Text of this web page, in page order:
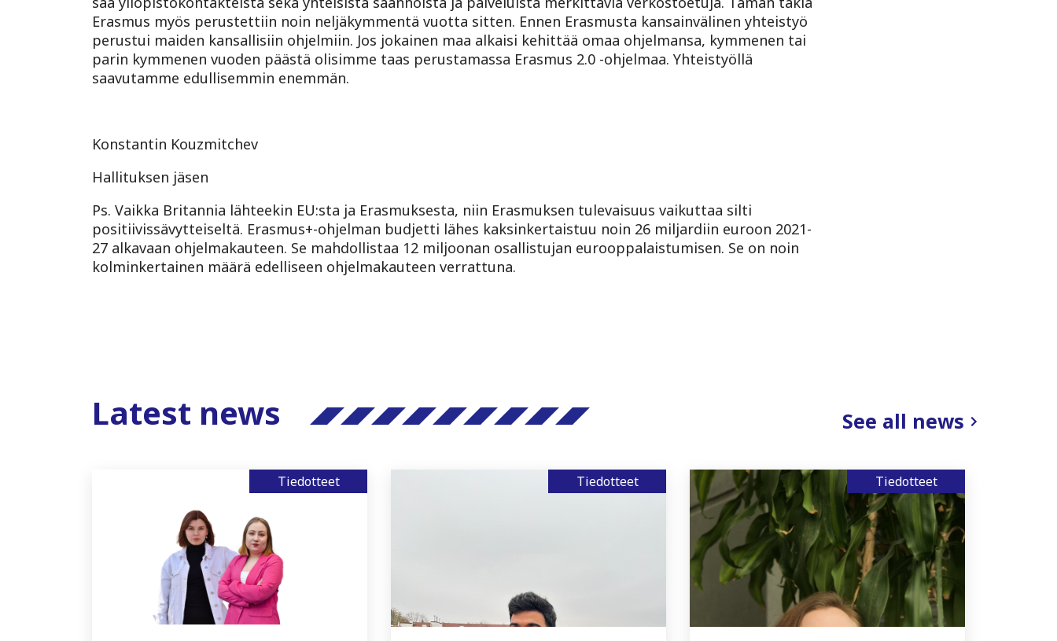
Erasmus myös perustettiin noin neljäkymmentä vuotta sitten. Ennen Erasmusta kansainvälinen yhteistyö
perustui maiden kansallisiin ohjelmiin. Jos jokainen maa alkaisi kehittää omaa ohjelmansa, kymmenen tai
parin kymmenen vuoden päästä olisimme taas perustamassa Erasmus 2.0 -ohjelmaa. Yhteistyöllä
saavutamme edullisemmin enemmän.
Konstantin Kouzmitchev
Hallituksen jäsen
Ps. Vaikka Britannia lähteekin EU:sta ja Erasmuksesta, niin Erasmuksen tulevaisuus vaikuttaa silti
positiivissävytteiseltä. Erasmus+-ohjelman budjetti lähes kaksinkertaistuu noin 26 miljardiin euroon 2021-
27 alkavaan ohjelmakauteen. Se mahdollistaa 12 miljoonan osallistujan eurooppalaistumisen. Se on noin
kolminkertainen määrä edelliseen ohjelmakauteen verrattuna.
Latest news See all news
Tiedotteet Tiedotteet Tiedotteet